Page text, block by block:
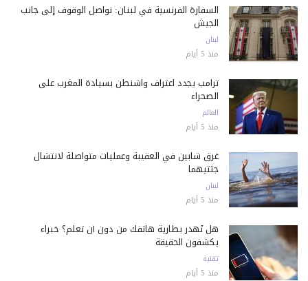
السفارة الفرنسية في لبنان: نواصل الوقوف إلى جانب
الجيش
لبنان
منذ 5 أيام
ترامب يجدد اعتراف واشنطن بسيادة المغرب على
الصحراء
العالم
منذ 5 أيام
غرق شابين في العقيبة وعمليات متواصلة لانتشال
جثتيهما
لبنان
منذ 5 أيام
هل تُهدر بطارية هاتفك من دون أن تعلم؟ خبراء
يكشفون الحقيقة
تقنية
منذ 5 أيام